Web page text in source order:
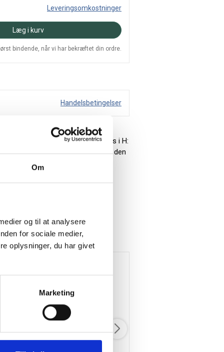
Om
og til at analysere
for sociale medier,
oplysninger, du har givet
Marketing
Leveringsomkostninger
Læg i kurv
bindende, når vi har bekræftet din ordre.
Handelsbetingelser
i egetræ og ahorntræ, og leveres i H:
i centrum. Det tidløse design gør den